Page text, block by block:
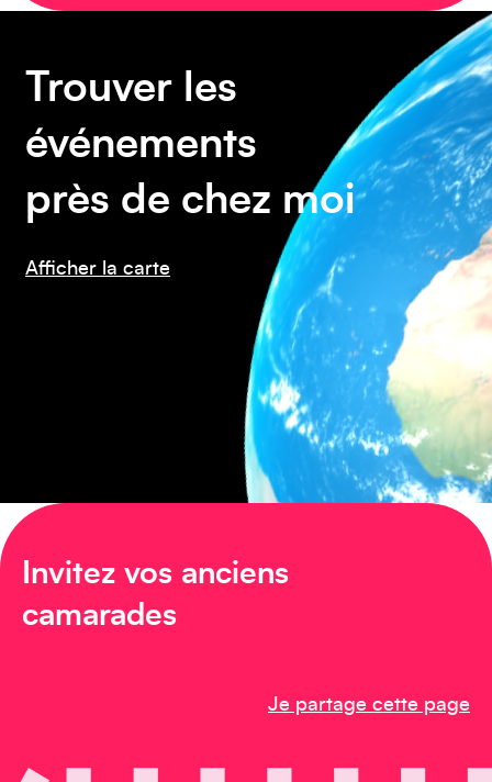
Trouver les
événements
près de chez moi
Afficher la carte
Invitez vos anciens
camarades
Je partage cette page
Amérique du Sud
Caraïbes
Europe